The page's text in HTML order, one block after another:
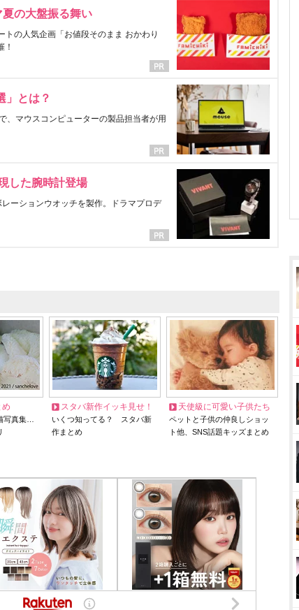
の大盤振る舞い
の人気企画「お値段そのまま おかわり
！
」とは？
、マウスコンピューターの製品担当者が用
した腕時計登場
ーションウオッチを製作。ドラマプロデ
め
写真集…
スタバ新作イッキ見せ！
いくつ知ってる？ スタバ新
作まとめ
天使級に可愛い子供たち
ペットと子供の仲良しショッ
ト他、SNS話題キッズまとめ